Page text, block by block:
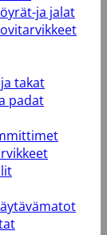
ja jalat
takat
padat